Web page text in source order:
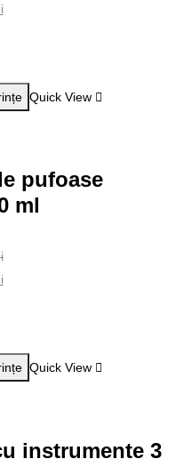
Quick View
pufoase
ml
Quick View
instrumente 3